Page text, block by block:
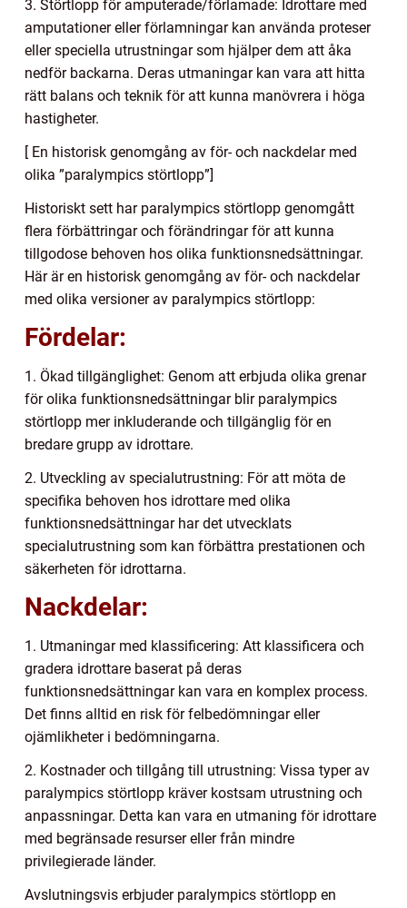
3. Störtlopp för amputerade/förlamade: Idrottare med
amputationer eller förlamningar kan använda proteser
eller speciella utrustningar som hjälper dem att åka
nedför backarna. Deras utmaningar kan vara att hitta
rätt balans och teknik för att kunna manövrera i höga
hastigheter.
[ En historisk genomgång av för- och nackdelar med
olika ”paralympics störtlopp”]
Historiskt sett har paralympics störtlopp genomgått
flera förbättringar och förändringar för att kunna
tillgodose behoven hos olika funktionsnedsättningar.
Här är en historisk genomgång av för- och nackdelar
med olika versioner av paralympics störtlopp:
Fördelar:
1. Ökad tillgänglighet: Genom att erbjuda olika grenar
för olika funktionsnedsättningar blir paralympics
störtlopp mer inkluderande och tillgänglig för en
bredare grupp av idrottare.
2. Utveckling av specialutrustning: För att möta de
specifika behoven hos idrottare med olika
funktionsnedsättningar har det utvecklats
specialutrustning som kan förbättra prestationen och
säkerheten för idrottarna.
Nackdelar:
1. Utmaningar med klassificering: Att klassificera och
gradera idrottare baserat på deras
funktionsnedsättningar kan vara en komplex process.
Det finns alltid en risk för felbedömningar eller
ojämlikheter i bedömningarna.
2. Kostnader och tillgång till utrustning: Vissa typer av
paralympics störtlopp kräver kostsam utrustning och
anpassningar. Detta kan vara en utmaning för idrottare
med begränsade resurser eller från mindre
privilegierade länder.
Avslutningsvis erbjuder paralympics störtlopp en